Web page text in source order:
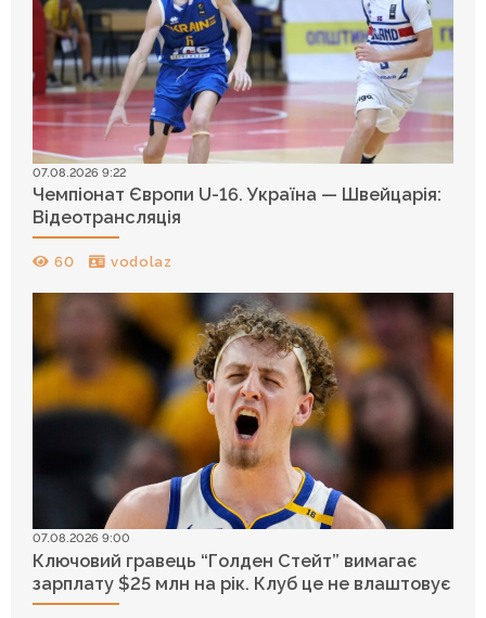
07.08.2026 9:22
Чемпіонат Європи U-16. Україна — Швейцарія:
Відеотрансляція
60 vodolaz
07.08.2026 9:00
Ключовий гравець “Голден Стейт” вимагає
зарплату $25 млн на рік. Клуб це не влаштовує